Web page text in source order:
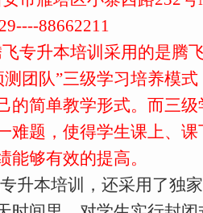
88662211
飞专升本培训采用的是腾
测团队”三级学习培养模
的简单教学形式。而三
难题，使得学生课上、
能够有效的提高。
升本培训，还采用了独家